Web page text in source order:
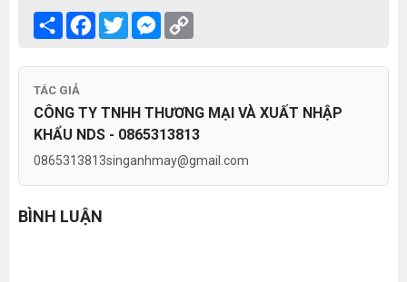
Share Facebook
TwitterMessenger
TÁC GIẢ
CÔNG TY TNHH THƯƠNG MẠI VÀ XUẤT NHẬP
KHẨU NDS - 0865313813
0865313813singanhmay@gmail.com
BÌNH LUẬN